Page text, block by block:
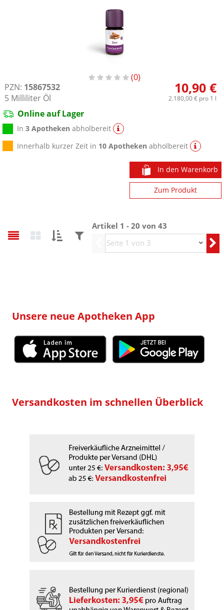
0
PZN: 15867532
5 Milliliter Öl
10,90 €
2.180,00 €pro 1 l
Online auf Lager
In3 Apotheken abholbereit
Innerhalb kurzer Zeit in 10 Apotheken abholbereit
In den Warenkorb
Zum Produkt
Artikel 1 - 20 von 43
Vorherige
Unsere neue Apotheken App
Versandkosten im schnellen Überblick